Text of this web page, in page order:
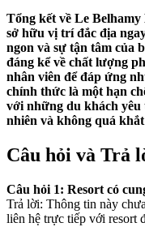
Tổng kết về Le
sở hữu vị trí đắc địa
ngon và sự tận tâm của
đáng kể về chất lượng
nhân viên để đáp ứng
chính thức là một hạn
với những du khách yêu
nhiên và không quá
Câu hỏi và Trả
Câu hỏi 1: Resort có
Trả lời: Thông tin này
liên hệ trực tiếp với resort